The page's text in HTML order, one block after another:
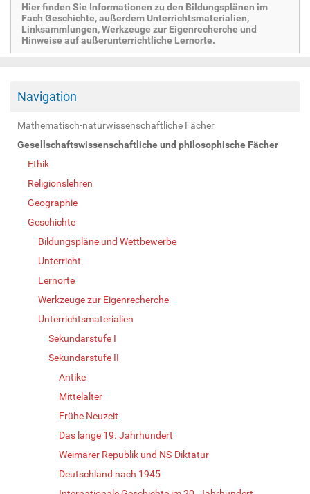
Hier finden Sie Informationen zu den Bildungsplänen im
Fach Geschichte, außerdem Unterrichtsmaterialien,
Linksammlungen, Werkzeuge zur Eigenrecherche und
Hinweise auf außerunterrichtliche Lernorte.
Navigation
Mathematisch-naturwissenschaftliche Fächer
Gesellschaftswissenschaftliche und philosophische Fächer
Ethik
Religionslehren
Geographie
Geschichte
Bildungspläne und Wettbewerbe
Unterricht
Lernorte
Werkzeuge zur Eigenrecherche
Unterrichtsmaterialien
Sekundarstufe I
Sekundarstufe II
Antike
Mittelalter
Frühe Neuzeit
Das lange 19. Jahrhundert
Weimarer Republik und NS-Diktatur
Deutschland nach 1945